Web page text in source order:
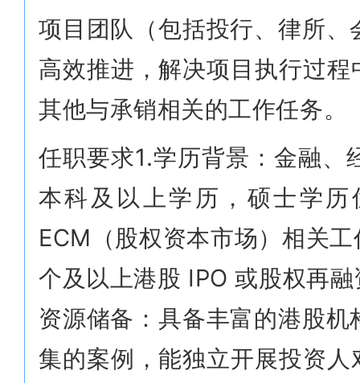
项目团队（包括投行、律所
高效推进，解决项目执行过
其他与承销相关的工作任务。
任职要求1.学历背景：金融
本科及以上学历，硕士学
ECM（股权资本市场）相关
个及以上港股 IPO 或股权再
资源储备：具备丰富的港股
集的案例，能独立开展投资